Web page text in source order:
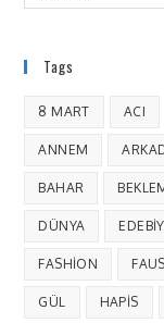
Tags
8 MART ACI
ANNEM
BAHAR
DÜNYA
FASHION
GÜL HAPIS